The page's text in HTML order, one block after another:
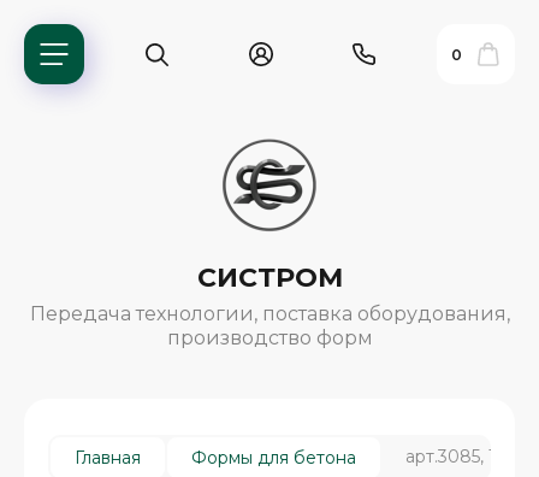
0
СИСТРОМ
Передача технологии, поставка оборудования,
производство форм
Главная Формы для бетона арт.3085,